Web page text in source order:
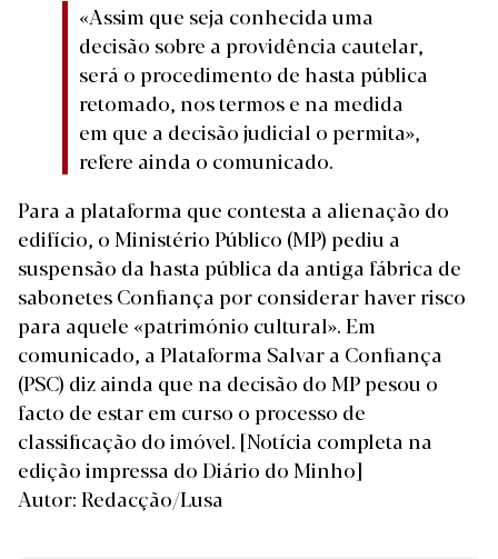
«Assim que seja conhecida uma
decisão sobre a providência cautelar,
será o procedimento de hasta pública
retomado, nos termos e na medida
em que a decisão judicial o permita»,
refere ainda o comunicado.
Para a plataforma que contesta a alienação do
edifício, o Ministério Público (MP) pediu a
suspensão da hasta pública da antiga fábrica de
sabonetes Confiança por considerar haver risco
para aquele «património cultural». Em
comunicado, a Plataforma Salvar a Confiança
(PSC) diz ainda que na decisão do MP pesou o
facto de estar em curso o processo de
classificação do imóvel. [Notícia completa na
edição impressa do Diário do Minho]
Autor: Redacção/Lusa